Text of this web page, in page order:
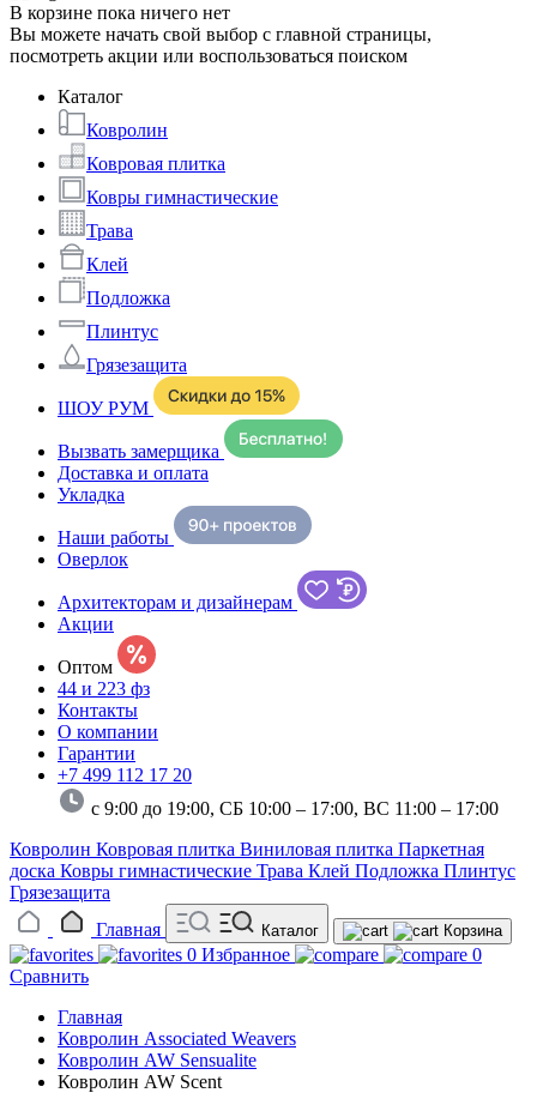
В корзине пока ничего нет
Вы можете начать свой выбор с главной страницы,
посмотреть акции или воспользоваться поиском
Каталог
Ковролин
Ковровая плитка
Ковры гимнастические
Трава
Клей
Подложка
Плинтус
Грязезащита
ШОУ РУМ
Вызвать замерщика
Доставка и оплата
Укладка
Наши работы
Оверлок
Архитекторам и дизайнерам
Акции
Оптом
44 и 223 фз
Контакты
О компании
Гарантии
+7 499 112 17 20
с 9:00 до 19:00, СБ 10:00 – 17:00, ВС 11:00 – 17:00
Ковролин Ковровая плитка Виниловая плитка Паркетная
доска Ковры гимнастические Трава Клей Подложка Плинтус
Грязезащита
Главная
Каталог Корзина
0 Избранное
0
Сравнить
Главная
Ковролин Associated Weavers
Ковролин AW Sensualite
Ковролин AW Scent